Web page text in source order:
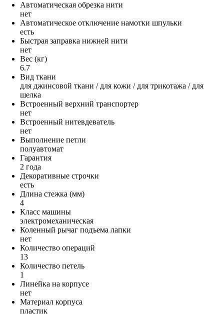
Автоматическая обрезка нити
нет
Автоматическое отключение намотки шпульки
есть
Быстрая заправка нижней нити
нет
Вес (кг)
6.7
Вид ткани
для джинсовой ткани / для кожи / для трикотажа / для
шелка
Встроенный верхний транспортер
нет
Встроенный нитевдеватель
нет
Выполнение петли
полуавтомат
Гарантия
2 года
Декоративные строчки
есть
Длина стежка (мм)
4
Класс машины
электромеханическая
Коленный рычаг подъема лапки
нет
Количество операций
13
Количество петель
1
Линейка на корпусе
нет
Материал корпуса
пластик